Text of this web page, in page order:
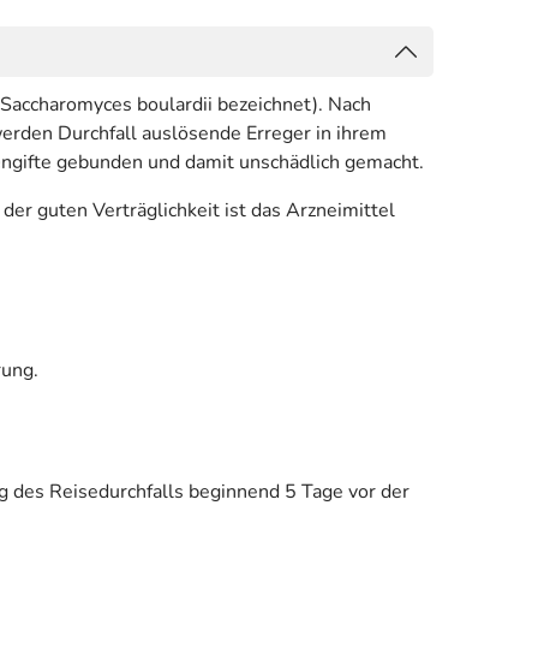
boulardii bezeichnet). Nach
Durchfall auslösende Erreger in ihrem
gebunden und damit unschädlich gemacht.
guten Verträglichkeit ist das Arzneimittel
des Reisedurchfalls beginnend 5 Tage vor der